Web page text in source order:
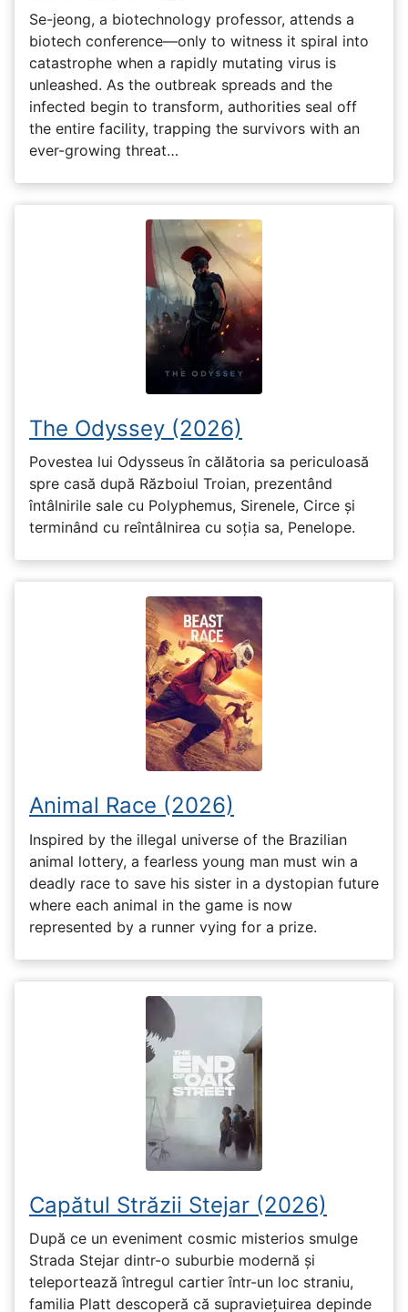
Se-jeong, a biotechnology professor, attends a
biotech conference—only to witness it spiral into
catastrophe when a rapidly mutating virus is
unleashed. As the outbreak spreads and the
infected begin to transform, authorities seal off
the entire facility, trapping the survivors with an
ever-growing threat…
The Odyssey (2026)
Povestea lui Odysseus în călătoria sa periculoasă
spre casă după Războiul Troian, prezentând
întâlnirile sale cu Polyphemus, Sirenele, Circe și
terminând cu reîntâlnirea cu soția sa, Penelope.
Animal Race (2026)
Inspired by the illegal universe of the Brazilian
animal lottery, a fearless young man must win a
deadly race to save his sister in a dystopian future
where each animal in the game is now
represented by a runner vying for a prize.
Capătul Străzii Stejar (2026)
După ce un eveniment cosmic misterios smulge
Strada Stejar dintr-o suburbie modernă și
teleportează întregul cartier într-un loc straniu,
familia Platt descoperă că supraviețuirea depinde